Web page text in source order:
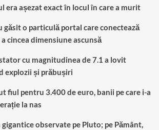
era așezat exact în locul în care a murit
găsit o particulă portal care conectează
cincea dimensiune ascunsă
cu magnitudinea de 7.1 a lovit
explozii și prăbușiri
fiul pentru 3.400 de euro, banii pe care i-a
la nas
observate pe Pluto; pe Pământ,